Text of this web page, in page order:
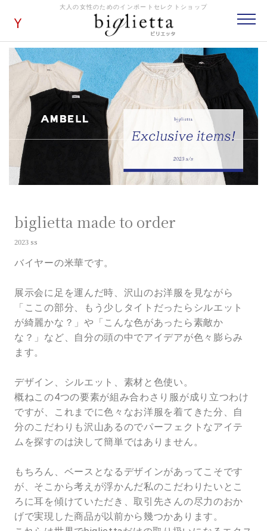
大人の女性のためのインポートセレクトショップ
biglietta made to order
2023 ss
バイヤーの米華です。
展示会に足を運んだ時、沢山のお洋服を見ながら
「ここの部分、もう少しタイトだったらシルエット
が綺麗かな？」や「こんな色があったら素敵か
な？」など、自分の頭の中でアイデアが色々膨らみ
ます。
デザイン、シルエット、素材と色使い。
概ねこの4つの要素が組み合わさり服が成り立つわけ
ですが、これまでに色々なお洋服を着てきた分、自
分のこだわりも沢山あるのでパーフェクトなアイテ
ムを探すのは決して簡単ではありません。
もちろん、ベースとなるデザインがあってこそです
が、そこから考えが浮かんだ私のこだわりたいとこ
ろに耳を傾けていただき、取引先さんの尽力のおか
げで実現した商品が以前から幾つかあります。